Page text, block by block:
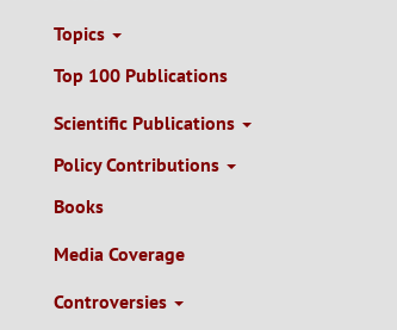
Topics
Top 100 Publications
Scientific Publications
Policy Contributions
Books
Media Coverage
Controversies